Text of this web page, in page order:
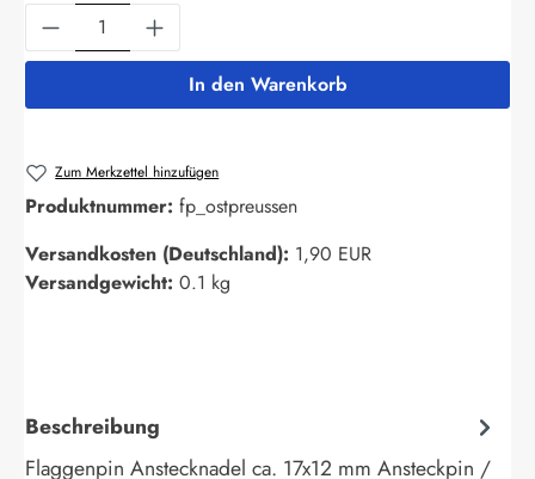
Produkt Anzahl: Gib den gewünschten
In den Warenkorb
Zum Merkzettel hinzufügen
Produktnummer: fp_ostpreussen
Versandkosten (Deutschland): 1,90 EUR
Versandgewicht: 0.1 kg
Beschreibung
Flaggenpin Anstecknadel ca. 17x12 mm Ansteckpin /